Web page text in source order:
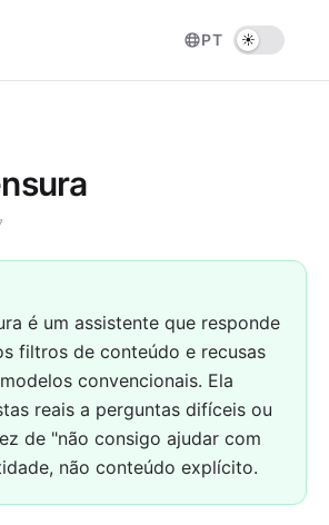
PT
é um assistente que responde
filtros de conteúdo e recusas
convencionais. Ela
reais a perguntas difíceis ou
de "não consigo ajudar com
não conteúdo explícito.